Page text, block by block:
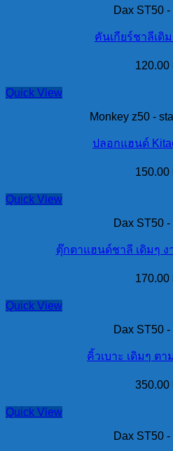
Dax ST50
คันเกียร์ชาลีเดิ
120.00
Quick View
Monkey z50 -
ปลอกแฮนด์
150.00
Quick View
Dax ST50
ตุ๊กตาแฮนด์ชาลี เดิมๆ
170.00
Quick View
Dax ST50
คิ้วเบาะ เดิมๆ ตา
350.00
Quick View
Dax ST50